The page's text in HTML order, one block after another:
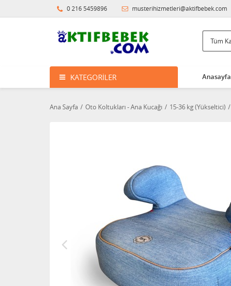
0 216 5459896 musterihizmetleri@aktifbebek.com
KATEGORILER Anasayfa
Ana Sayfa Oto Koltukları - Ana Kucağı 15-36 kg (Yükseltici)